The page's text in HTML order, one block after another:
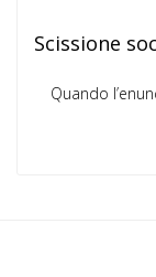
Scissione
Quando